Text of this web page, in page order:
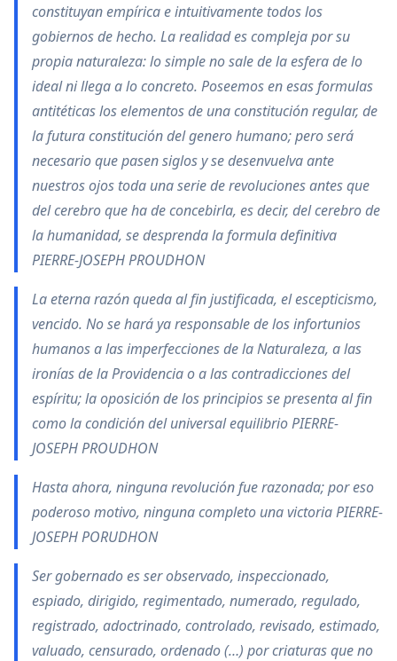
constituyan empírica e intuitivamente todos los
gobiernos de hecho. La realidad es compleja por su
propia naturaleza: lo simple no sale de la esfera de lo
ideal ni llega a lo concreto. Poseemos en esas formulas
antitéticas los elementos de una constitución regular, de
la futura constitución del genero humano; pero será
necesario que pasen siglos y se desenvuelva ante
nuestros ojos toda una serie de revoluciones antes que
del cerebro que ha de concebirla, es decir, del cerebro de
la humanidad, se desprenda la formula definitiva
PIERRE-JOSEPH PROUDHON
La eterna razón queda al fin justificada, el escepticismo,
vencido. No se hará ya responsable de los infortunios
humanos a las imperfecciones de la Naturaleza, a las
ironías de la Providencia o a las contradicciones del
espíritu; la oposición de los principios se presenta al fin
como la condición del universal equilibrio PIERRE-
JOSEPH PROUDHON
Hasta ahora, ninguna revolución fue razonada; por eso
poderoso motivo, ninguna completo una victoria PIERRE-
JOSEPH PORUDHON
Ser gobernado es ser observado, inspeccionado,
espiado, dirigido, regimentado, numerado, regulado,
registrado, adoctrinado, controlado, revisado, estimado,
valuado, censurado, ordenado (…) por criaturas que no